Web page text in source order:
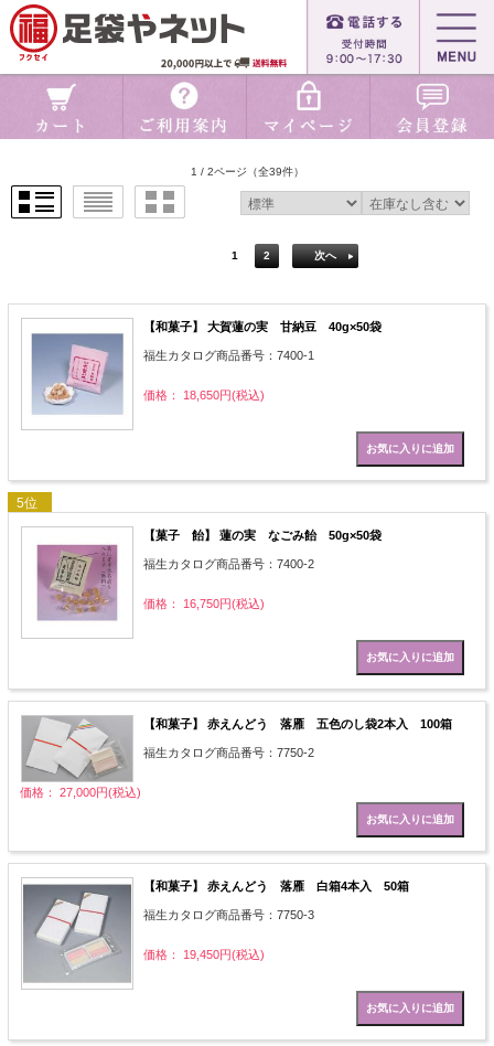
1 / 2ページ （全39件）
1 2 次へ
【和菓子】 大賀蓮の実 甘納豆 40g×50袋
福生カタログ商品番号：7400-1
価格： 18,650円(税込)
5位
【菓子 飴】 蓮の実 なごみ飴 50g×50袋
福生カタログ商品番号：7400-2
価格： 16,750円(税込)
【和菓子】 赤えんどう 落雁 五色のし袋2本入 100箱
福生カタログ商品番号：7750-2
価格： 27,000円(税込)
【和菓子】 赤えんどう 落雁 白箱4本入 50箱
福生カタログ商品番号：7750-3
価格： 19,450円(税込)